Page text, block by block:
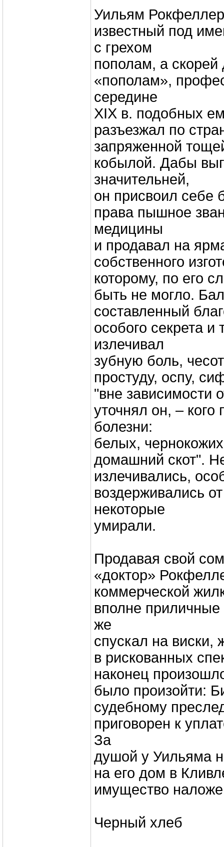
Уильям
известный под
с грехом
пополам, а скорей
«пополам»,
середине
XIX в. подобных
разъезжал по
запряженной
кобылой. Дабы
значительней,
он присвоил себе
права пышное
медицины
и продавал на
собственного
которому, по его
быть не могло.
составленный
особого секрета и
излечивал
зубную боль,
простуду, оспу,
"вне зависимости
уточнял он, – кого
болезни:
белых,
домашний скот".
излечивались,
воздерживались
некоторые
умирали.
Продавая свой
«доктор»
коммерческой
вполне приличные
же
спускал на виски,
в рискованных
наконец
было произойти:
судебному
приговорен к
За
душой у Уильяма
на его дом в
имущество
Черный хлеб